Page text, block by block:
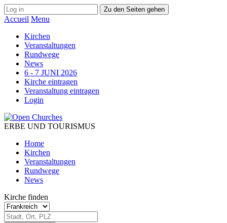
Zu den Seiten gehen
Accueil Menu
Kirchen
Veranstaltungen
Rundwege
News
6 - 7 JUNI 2026
Kirche eintragen
Veranstaltung eintragen
Login
ERBE UND TOURISMUS
Home
Kirchen
Veranstaltungen
Rundwege
News
Kirche finden